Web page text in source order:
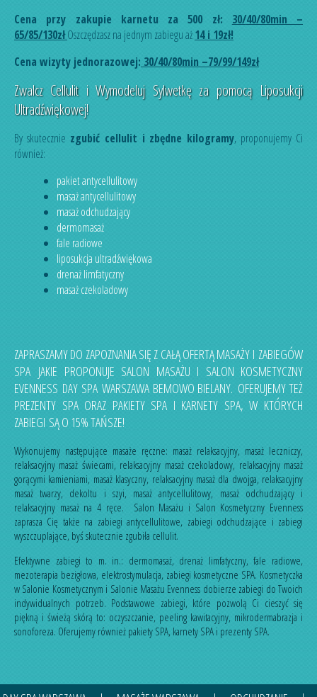
Cena przy zakupie karnetu za 500 zł: 30/40/80min –
65/85/130złOszczędzasz na jednym zabiegu aż14 i 19zł!
Cena wizyty jednorazowej: 30/40/80min –79/99/149zł
Zwalcz Cellulit i Wymodeluj Sylwetkę za pomocą Liposukcji
Ultradźwiękowej!
By skutecznie zgubić cellulit i zbędne kilogramy, proponujemy Ci
również:
pakiet antycellulitowy
masaż antycellulitowy
masaż odchudzający
dermomasaż
fale radiowe
liposukcja ultradźwiękowa
drenaż limfatyczny
masaż czekoladowy
ZAPRASZAMY DO ZAPOZNANIA SIĘ Z CAŁĄ OFERTĄ MASAŻY I ZABIEGÓW
SPA JAKIE PROPONUJE SALON MASAŻU I SALON KOSMETYCZNY
EVENNESS DAY SPA WARSZAWA BEMOWO BIELANY. OFERUJEMY TEŻ
PREZENTY SPA ORAZ PAKIETY SPA I KARNETY SPA, W KTÓRYCH
ZABIEGI SĄ O 15% TAŃSZE!
Wykonujemy następujące masaże ręczne: masaż relaksacyjny, masaż leczniczy,
relaksacyjny masaż świecami, relaksacyjny masaż czekoladowy, relaksacyjny masaż
gorącymi kamieniami, masaż klasyczny, relaksacyjny masaż dla dwojga, relaksacyjny
masaż twarzy, dekoltu i szyi, masaż antycellulitowy, masaż odchudzającyi
relaksacyjny masaż na 4 ręce. Salon Masażu i Salon Kosmetyczny Evenness
zaprasza Cię także na zabiegi antycellulitowe, zabiegi odchudzające i zabiegi
wyszczuplające, byś skutecznie zgubiła cellulit.
Efektywne zabiegi to m. in.: dermomasaż, drenaż limfatyczny,fale radiowe,
mezoterapia bezigłowa, elektrostymulacja, zabiegi kosmetyczne SPA. Kosmetyczka
w Salonie Kosmetycznym i Salonie Masażu Evenness dobierze zabiegi do Twoich
indywidualnych potrzeb. Podstawowe zabiegi, które pozwolą Ci cieszyć się
piękną i świeżą skórą to: oczyszczanie, peeling kawitacyjny, mikrodermabrazja i
sonoforeza. Oferujemy również pakiety SPA, karnety SPA i prezenty SPA.